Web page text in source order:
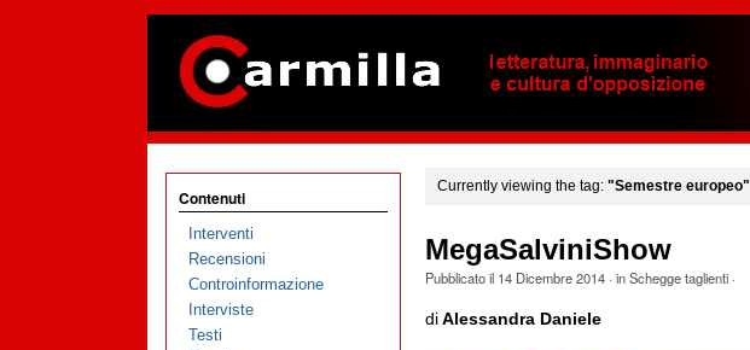
Currently viewing the tag: "Semestre europeo"
MegaSalviniShow
Pubblicato il 14 Dicembre 2014· inSchegge taglienti·
diAlessandra Daniele
Contenuti
Interventi
Recensioni
Controinformazione
Interviste
Testi